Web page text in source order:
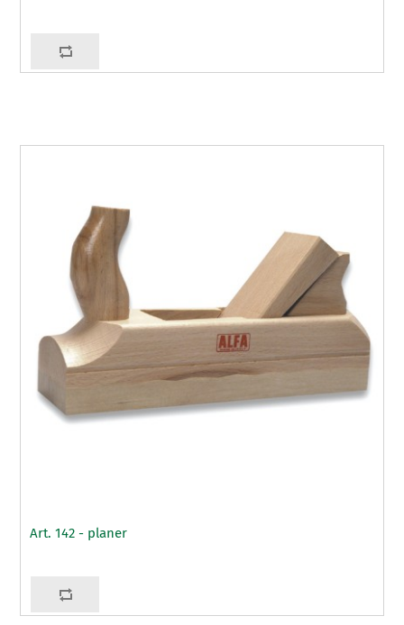
Art. 142 - planer